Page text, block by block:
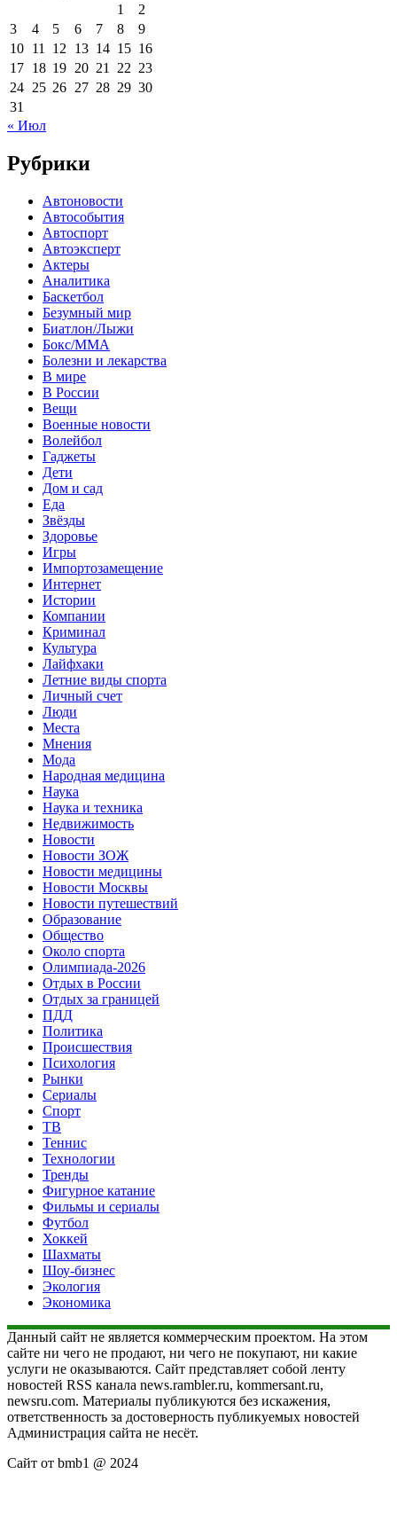
1
2
3
4 5 6 7 8
9
10 11 12 13 14 15 16
17 18 19 20 21 22 23
24 25 26 27 28 29 30
31
« Июл
Рубрики
Автоновости
Автособытия
Автоспорт
Автоэксперт
Актеры
Аналитика
Баскетбол
Безумный мир
Биатлон/Лыжи
Бокс/MMA
Болезни и лекарства
В мире
В России
Вещи
Военные новости
Волейбол
Гаджеты
Дети
Дом и сад
Еда
Звёзды
Здоровье
Игры
Импортозамещение
Интернет
Истории
Компании
Криминал
Культура
Лайфхаки
Летние виды спорта
Личный счет
Люди
Места
Мнения
Мода
Народная медицина
Наука
Наука и техника
Недвижимость
Новости
Новости ЗОЖ
Новости медицины
Новости Москвы
Новости путешествий
Образование
Общество
Около спорта
Олимпиада-2026
Отдых в России
Отдых за границей
ПДД
Политика
Происшествия
Психология
Рынки
Сериалы
Спорт
ТВ
Теннис
Технологии
Тренды
Фигурное катание
Фильмы и сериалы
Футбол
Хоккей
Шахматы
Шоу-бизнес
Экология
Экономика
Данный сайт не является коммерческим проектом. На этом
сайте ни чего не продают, ни чего не покупают, ни какие
услуги не оказываются. Сайт представляет собой ленту
новостей RSS канала news.rambler.ru, kommersant.ru,
newsru.com. Материалы публикуются без искажения,
ответственность за достоверность публикуемых новостей
Администрация сайта не несёт.
Сайт от bmb1 @ 2024